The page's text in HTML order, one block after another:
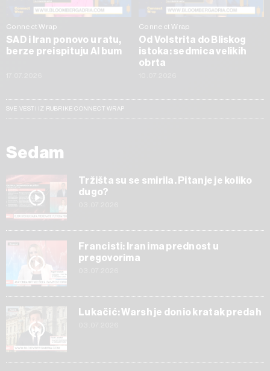
Connect Wrap
SAD i Iran ponovo u ratu,
berze preispituju AI bum
Connect Wrap
Od Volstrita do Bliskog
istoka: sedmica velikih
obrta
SVE VESTI IZ RUBRIKE CONNECT WRAP
Sedam
Tržišta su se smirila. Pitanje je koliko
dugo?
Francisti: Iran ima prednost u
pregovorima
Lukačić: Warsh je donio kratak predah